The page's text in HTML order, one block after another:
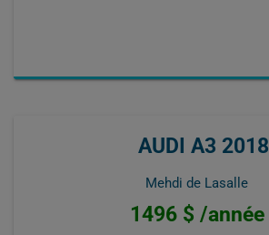
AUDI A3 2018
Mehdi de Lasalle
1496 $ /année